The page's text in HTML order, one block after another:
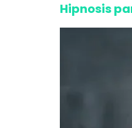
Hipnosis